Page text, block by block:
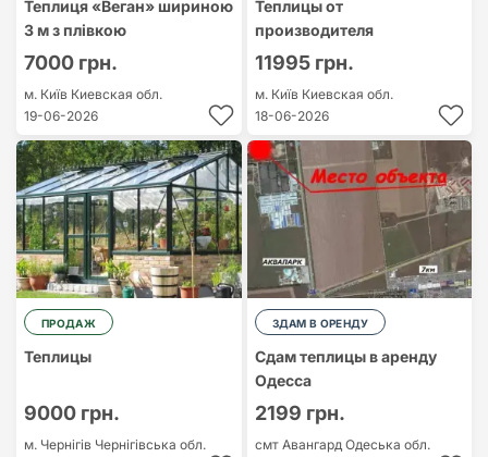
Теплиця «Веган» шириною
3 м з плівкою
7000 грн.
м. Київ Киевская обл.
19-06-2026
Теплицы от
производителя
11995 грн.
м. Київ Киевская обл.
18-06-2026
ПРОДАЖ
Теплицы
9000 грн.
м. Чернігів Чернігівська обл.
ЗДАМ В ОРЕНДУ
Сдам теплицы в аренду
Одесса
2199 грн.
смт Авангард Одеська обл.